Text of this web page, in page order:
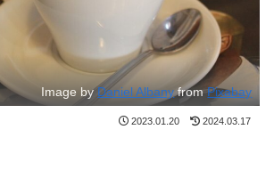
Image byDaniel AlbanyfromPixabay
2023.01.20 2024.03.17